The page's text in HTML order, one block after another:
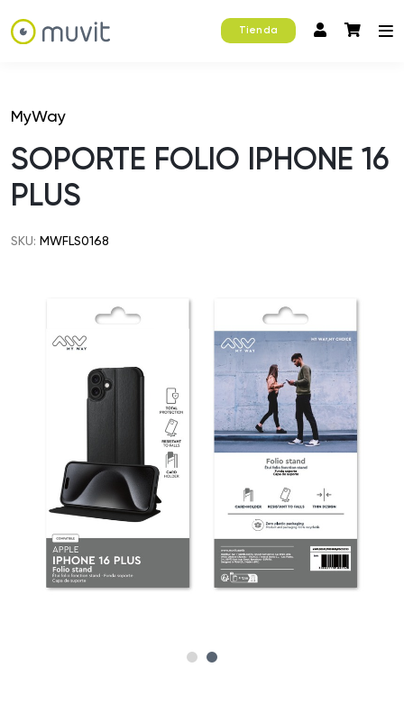
Tienda
MyWay
SOPORTE FOLIO IPHONE 16
PLUS
SKU: MWFLS0168